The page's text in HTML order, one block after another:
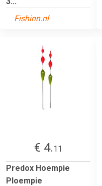
Fishinn.nl
€ 4.11
Predox Hoempie
Ploempie